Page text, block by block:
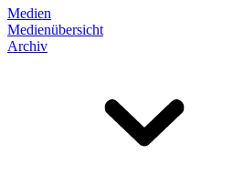
Medien
Medienübersicht
Archiv